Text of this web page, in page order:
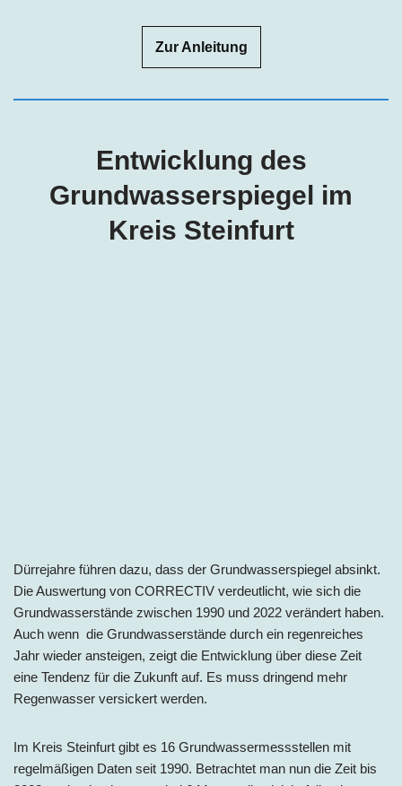
Zur Anleitung
Entwicklung des
Grundwasserspiegel im
Kreis Steinfurt
Dürrejahre führen dazu, dass der Grundwasserspiegel absinkt.
Die Auswertung von CORRECTIV verdeutlicht, wie sich die
Grundwasserstände zwischen 1990 und 2022 verändert haben.
Auch wenn die Grundwasserstände durch ein regenreiches
Jahr wieder ansteigen, zeigt die Entwicklung über diese Zeit
eine Tendenz für die Zukunft auf. Es muss dringend mehr
Regenwasser versickert werden.
Im Kreis Steinfurt gibt es 16 Grundwassermessstellen mit
regelmäßigen Daten seit 1990. Betrachtet man nun die Zeit bis